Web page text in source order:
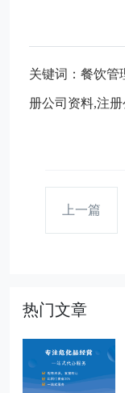
关键词：餐饮管
册公司资料,注
上一篇
热门文章